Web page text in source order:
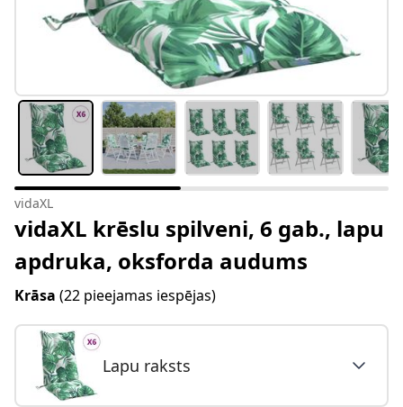
vidaXL
vidaXL krēslu spilveni, 6 gab., lapu
apdruka, oksforda audums
Krāsa (22 pieejamas iespējas)
Lapu raksts